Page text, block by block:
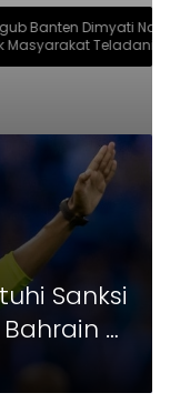
Dimyati
Teladani Sifat
Sanksi
Vs